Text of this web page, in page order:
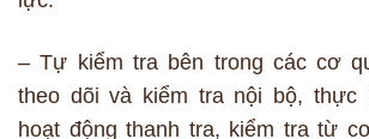
–Tự kiểm tra bên trong các cơ
theo dõi và kiểm tra nội bộ, thực
hoạt động thanh tra, kiểm tra từ